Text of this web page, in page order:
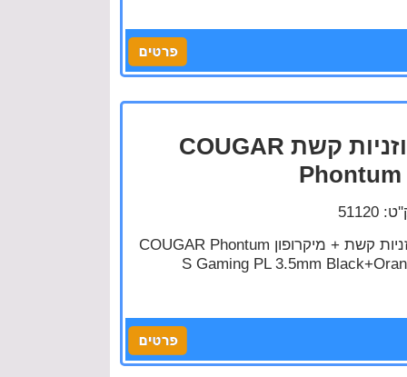
אוזניות קשת COUGAR
Phontum
אוזניות קשת + מיקרופון COUGAR Phontum
S Gaming PL 3.5mm